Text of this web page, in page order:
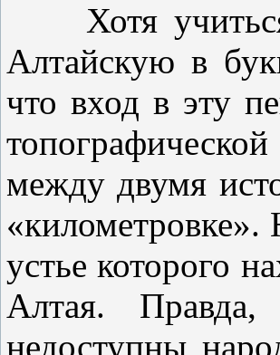
Хотя учиться
Алтайскую в
что вход в эту
между двумя
«километровке».
устье которого
Алтая.
недоступны